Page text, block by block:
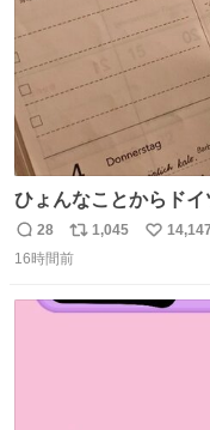
ひょんなことからド
なる。 ちなみに最初の半年で『必携ドイツ文法総まとめ』
と『重要単語4000』
Geminiの添削もエラ
返
信
28
リ
ポ
ト
1,045
い
数
14,147
16時間前